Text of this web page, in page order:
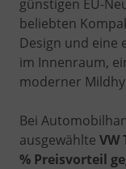
günstigen EU-
beliebten
Design und eine
im Innenraum,
moderner
Bei
ausgewählte VW
% Preisvorteil